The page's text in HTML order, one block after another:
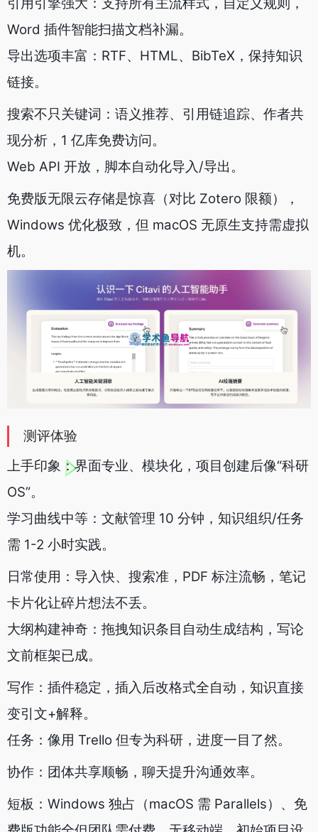
Word 插件智能扫描文档补漏。
导出选项丰富：RTF、HTML、BibTeX，保持知识
链接。
搜索不只关键词：语义推荐、引用链追踪、作者共
现分析，1 亿库免费访问。
Web API 开放，脚本自动化导入/导出。
免费版无限云存储是惊喜（对比 Zotero 限额），
Windows 优化极致，但 macOS 无原生支持需虚拟
机。
测评体验
上手印象：界面专业、模块化，项目创建后像“科研
OS”。
学习曲线中等：文献管理 10 分钟，知识组织/任务
需 1-2 小时实践。
日常使用：导入快、搜索准，PDF 标注流畅，笔记
卡片化让碎片想法不丢。
大纲构建神奇：拖拽知识条目自动生成结构，写论
文前框架已成。
写作：插件稳定，插入后改格式全自动，知识直接
变引文+解释。
任务：像用 Trello 但专为科研，进度一目了然。
协作：团体共享顺畅，聊天提升沟通效率。
短板：Windows 独占（macOS 需 Parallels）、免